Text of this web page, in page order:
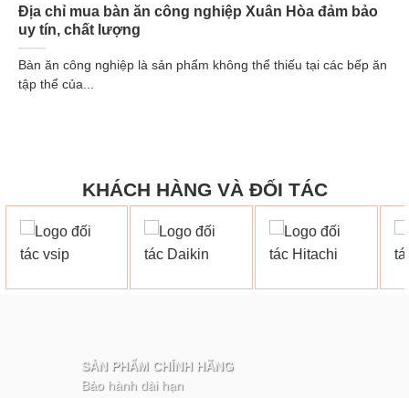
Địa chỉ mua bàn ăn công nghiệp Xuân Hòa đảm bảo
uy tín, chất lượng
Bàn ăn công nghiệp là sản phẩm không thể thiếu tại các bếp ăn
tập thể của...
KHÁCH HÀNG VÀ ĐỐI TÁC
SẢN PHẨM CHÍNH HÃNG
Bảo hành dài hạn